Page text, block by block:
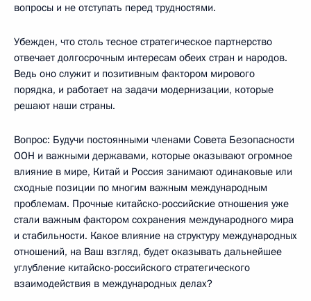
вопросы и не отступать перед трудностями.
Убежден, что столь тесное стратегическое партнерство
отвечает долгосрочным интересам обеих стран и народов.
Ведь оно служит и позитивным фактором мирового
порядка, и работает на задачи модернизации, которые
решают наши страны.
Вопрос: Будучи постоянными членами Совета Безопасности
ООН и важными державами, которые оказывают огромное
влияние в мире, Китай и Россия занимают одинаковые или
сходные позиции по многим важным международным
проблемам. Прочные китайско-российские отношения уже
стали важным фактором сохранения международного мира
и стабильности. Какое влияние на структуру международных
отношений, на Ваш взгляд, будет оказывать дальнейшее
углубление китайско-российского стратегического
взаимодействия в международных делах?